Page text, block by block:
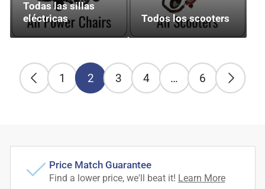
Todas las sillas
eléctricas
Todos los scooters
1 2 3 4 … 6
Price Match Guarantee
Find a lower price, we'll beat it! Learn More